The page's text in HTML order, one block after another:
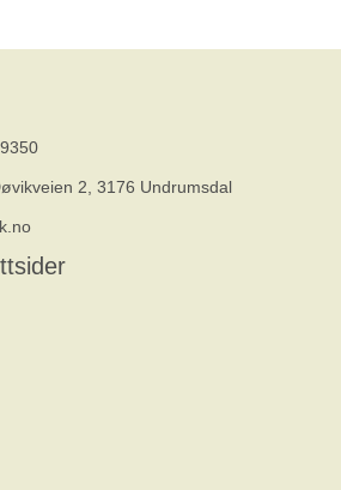
2, 3176 Undrumsdal